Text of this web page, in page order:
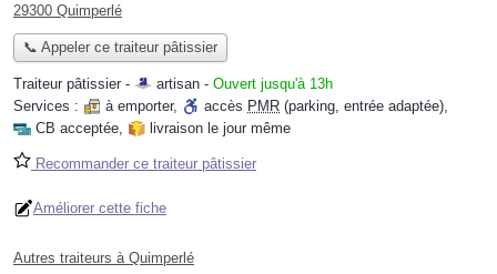
29300 Quimperlé
📞 Appeler ce traiteur pâtissier
Traiteur pâtissier - artisan - Ouvert jusqu'à 13h
Services :
à emporter, accès PMR (parking, entrée adaptée),
CB acceptée, livraison le jour même
Recommander ce traiteur pâtissier
Améliorer cette fiche
Autres traiteurs à Quimperlé